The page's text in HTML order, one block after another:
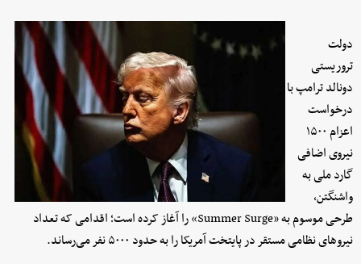
دولت
تروریستی
دونالد ترامپ با
درخواست
اعزام ۱۵۰۰
نیروی اضافی
گارد ملی به
واشنگتن،
طرحی موسوم به «Summer Surge» را آغاز کرده است؛ اقدامی که تعداد
نیروهای نظامی مستقر در پایتخت آمریکا را به حدود ۵۰۰۰ نفر می‌رساند.